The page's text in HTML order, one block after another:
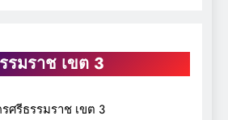
รมราช เขต 3
ศรีธรรมราช เขต 3